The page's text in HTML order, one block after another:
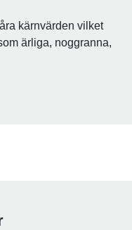
kärnvärden vilket
ärliga, noggranna,